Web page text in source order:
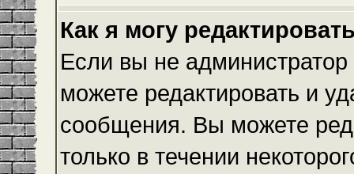
Как я могу
Если вы не
можете редактировать и
сообщения. Вы можете
только в течении